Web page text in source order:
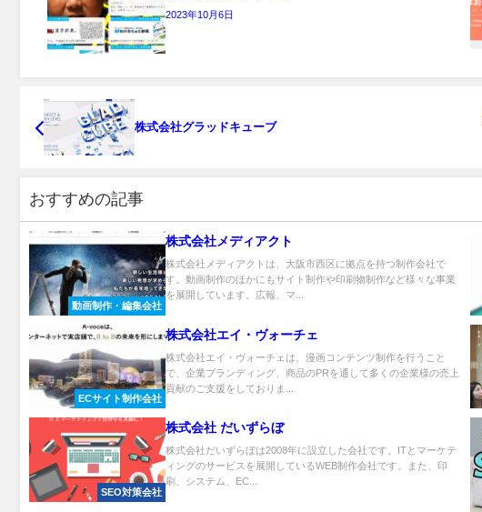
2023年10月6日
株式会社グラッドキューブ
おすすめの記事
動画制作・編集会社
株式会社メディアクト
株式会社メディアクトは、大阪市西区に拠点を持つ制作会社で
す。動画制作のほかにもサイト制作や印刷物制作など様々な事業
を展開しています。広報、マ...
ECサイト制作会社
株式会社エイ・ヴォーチェ
株式会社エイ・ヴォーチェは、漫画コンテンツ制作を行うこと
で、企業ブランディング、商品のPRを通して多くの企業様の売上
貢献のご支援をしておりま...
SEO対策会社
株式会社 だいずらぼ
株式会社だいずらぼは2008年に設立した会社です。ITとマーケテ
ィングのサービスを展開しているWEB制作会社です。また、印
刷、システム、EC...